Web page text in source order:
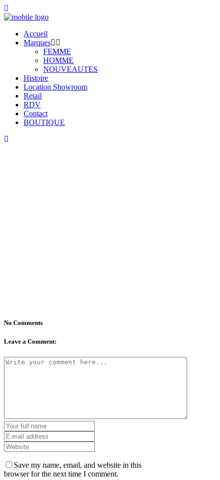
Accueil
Marques
FEMME
HOMME
NOUVEAUTES
Histoire
Location Showroom
Retail
RDV
Contact
BOUTIQUE
No Comments
Leave a Comment:
Save my name, email, and website in this
browser for the next time I comment.